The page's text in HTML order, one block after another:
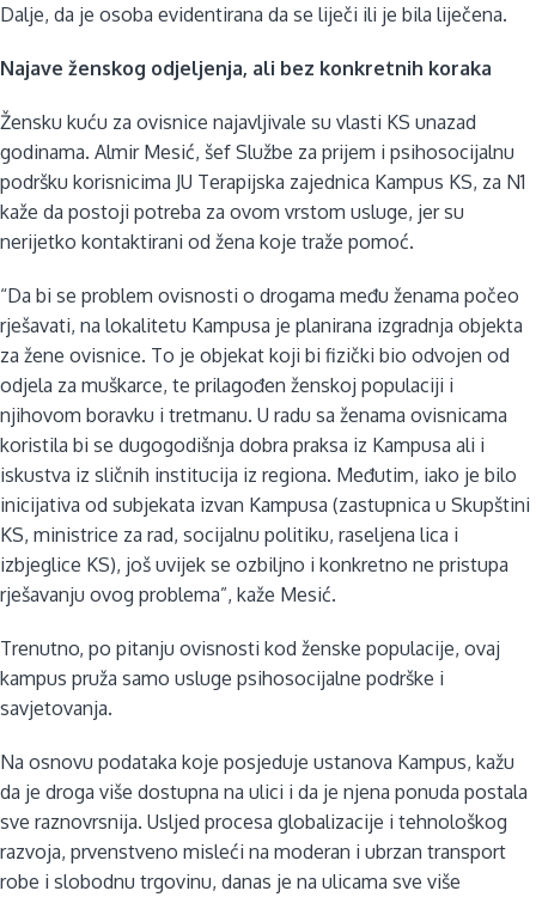
Dalje, da je osoba evidentirana da se liječi ili je bila liječena.
Najave ženskog odjeljenja, ali bez konkretnih koraka
Žensku kuću za ovisnice najavljivale su vlasti KS unazad
godinama. Almir Mesić, šef Službe za prijem i psihosocijalnu
podršku korisnicima JU Terapijska zajednica Kampus KS, za N1
kaže da postoji potreba za ovom vrstom usluge, jer su
nerijetko kontaktirani od žena koje traže pomoć.
“Da bi se problem ovisnosti o drogama među ženama počeo
rješavati, na lokalitetu Kampusa je planirana izgradnja objekta
za žene ovisnice. To je objekat koji bi fizički bio odvojen od
odjela za muškarce, te prilagođen ženskoj populaciji i
njihovom boravku i tretmanu. U radu sa ženama ovisnicama
koristila bi se dugogodišnja dobra praksa iz Kampusa ali i
iskustva iz sličnih institucija iz regiona. Međutim, iako je bilo
inicijativa od subjekata izvan Kampusa (zastupnica u Skupštini
KS, ministrice za rad, socijalnu politiku, raseljena lica i
izbjeglice KS), još uvijek se ozbiljno i konkretno ne pristupa
rješavanju ovog problema”, kaže Mesić.
Trenutno, po pitanju ovisnosti kod ženske populacije, ovaj
kampus pruža samo usluge psihosocijalne podrške i
savjetovanja.
Na osnovu podataka koje posjeduje ustanova Kampus, kažu
da je droga više dostupna na ulici i da je njena ponuda postala
sve raznovrsnija. Usljed procesa globalizacije i tehnološkog
razvoja, prvenstveno misleći na moderan i ubrzan transport
robe i slobodnu trgovinu, danas je na ulicama sve više